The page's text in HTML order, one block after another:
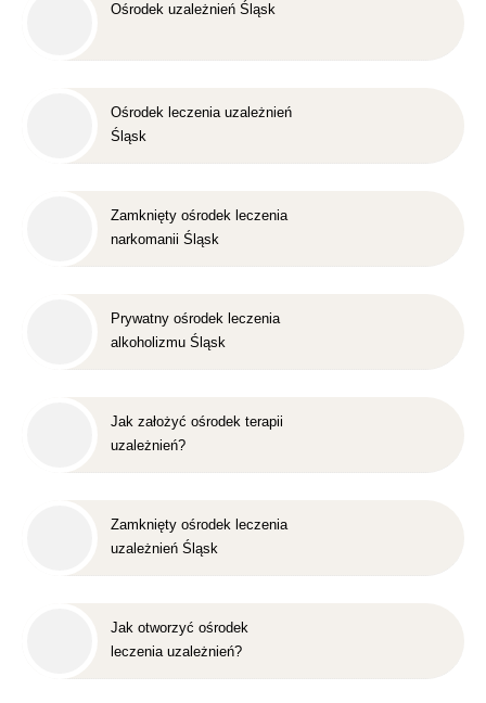
Ośrodek uzależnień Śląsk
Ośrodek leczenia uzależnień
Śląsk
Zamknięty ośrodek leczenia
narkomanii Śląsk
Prywatny ośrodek leczenia
alkoholizmu Śląsk
Jak założyć ośrodek terapii
uzależnień?
Zamknięty ośrodek leczenia
uzależnień Śląsk
Jak otworzyć ośrodek
leczenia uzależnień?